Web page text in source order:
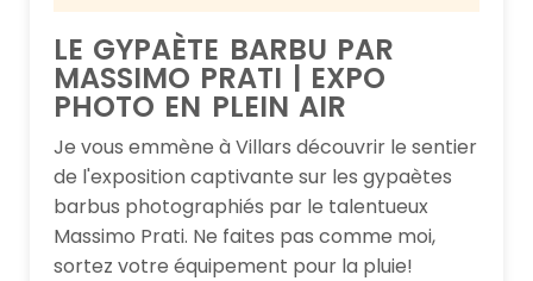
LE GYPAÈTE BARBU PAR
MASSIMO PRATI | EXPO
PHOTO EN PLEIN AIR
Je vous emmène à Villars découvrir le sentier
de l'exposition captivante sur les gypaètes
barbus photographiés par le talentueux
Massimo Prati. Ne faites pas comme moi,
sortez votre équipement pour la pluie!